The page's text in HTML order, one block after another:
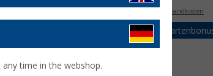
zzgl. Versandkosten
Bis zu 5%
any time in the webshop.